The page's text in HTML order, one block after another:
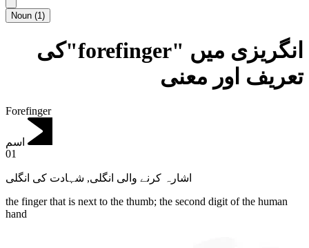
Noun (1)
انگریزی میں "forefinger"کی
تعریف اور معنی
Forefinger
اسم
01
اشارہ کرنے والی انگلی, شہادت کی انگلی
the finger that is next to the thumb; the second digit of the human
hand